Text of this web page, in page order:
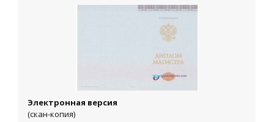
Электронная версия
(скан-копия)